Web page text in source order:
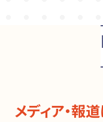
メディア・報